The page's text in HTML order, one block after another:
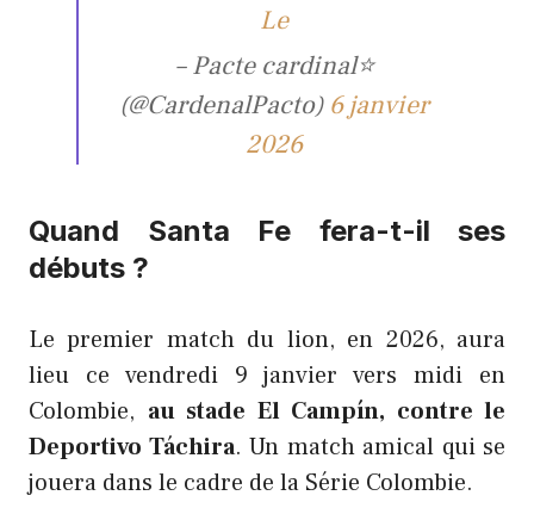
Le
– Pacte cardinal⭐
(@CardenalPacto) 6 janvier
2026
Quand Santa Fe fera-t-il ses
débuts ?
Le premier match du lion, en 2026, aura
lieu ce vendredi 9 janvier vers midi en
Colombie, au stade El Campín, contre le
Deportivo Táchira. Un match amical qui se
jouera dans le cadre de la Série Colombie.